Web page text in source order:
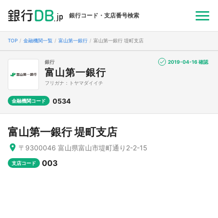
銀行コード・支店番号検索
TOP 金融機関一覧 富山第一銀行 富山第一銀行 堤町支店
銀行
富山第一銀行
フリガナ：トヤマダイイチ
金融機関コード 0534
2019-04-16 確認
富山第一銀行 堤町支店
〒9300046 富山県富山市堤町通り2-2-15
支店コード 003